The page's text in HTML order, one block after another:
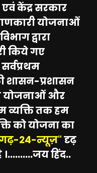
एवं केंद्र सरकार
योजनाओं
द्वारा
किये गए
शासन-प्रशासन
योजनाओं और
व्यक्ति तक हम
को योजना का
24-न्यूज़"दृढ़
हिंद..